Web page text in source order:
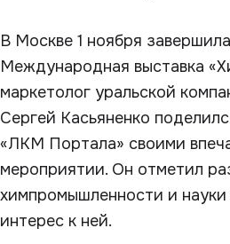
В Москве 1 ноября
Международная выставка
маркетолог уральской
Сергей Касьяненко
«ЛКМ Портала» своими
мероприятии. Он отметил
химпромышленности и
интерес к ней.